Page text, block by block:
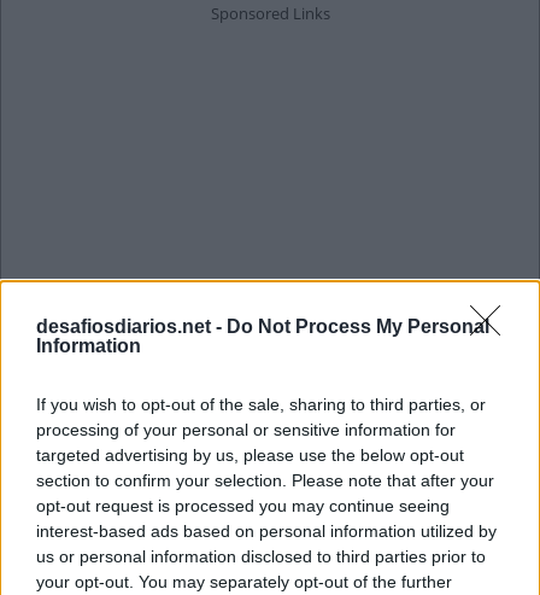
desafiosdiarios.net - Do Not Process My Personal
Information
If you wish to opt-out of the sale, sharing to third parties, or
processing of your personal or sensitive information for
targeted advertising by us, please use the below opt-out
section to confirm your selection. Please note that after your
opt-out request is processed you may continue seeing
interest-based ads based on personal information utilized by
us or personal information disclosed to third parties prior to
your opt-out. You may separately opt-out of the further